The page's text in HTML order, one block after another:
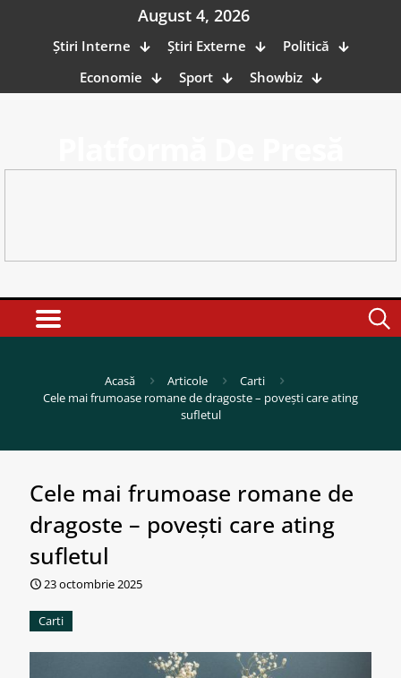
August 4, 2026
Știri Interne Știri Externe
Politică
Economie
Sport Showbiz
Acasă Articole
Carti
Cele mai frumoase romane de dragoste – povești care ating
sufletul
Cele mai frumoase romane de
dragoste – povești care ating
sufletul
23 octombrie 2025
Carti